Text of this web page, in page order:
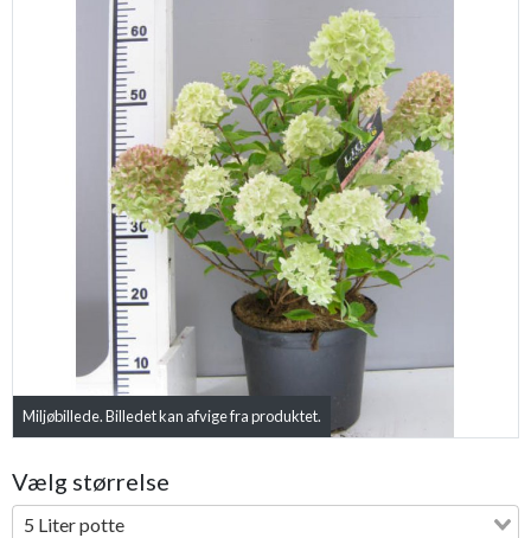
Miljøbillede. Billedet kan afvige fra produktet.
Previous
Vælg størrelse
5 Liter potte